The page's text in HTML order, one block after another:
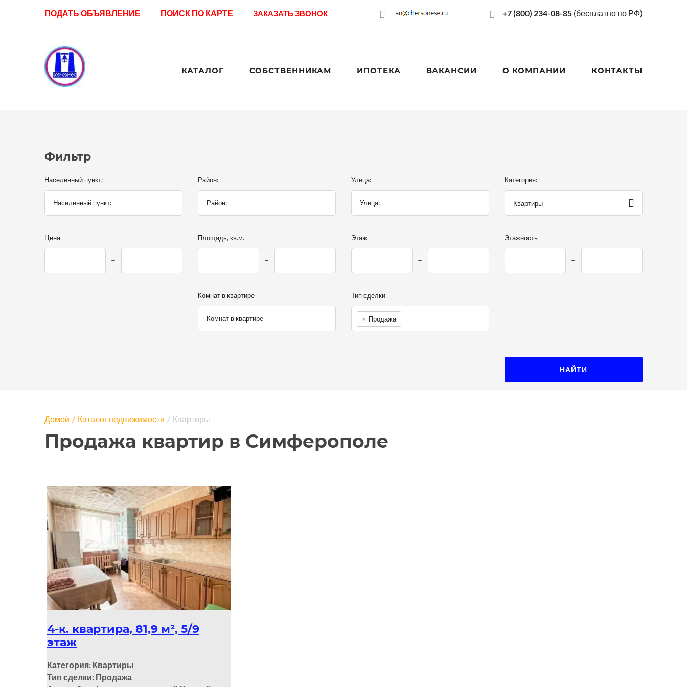
ПОДАТЬ ОБЪЯВЛЕНИЕ ПОИСК ПО КАРТЕ ЗАКАЗАТЬ ЗВОНОК +7 (800) 234-08-85 (бесплатно по РФ)
КАТАЛОГ СОБСТВЕННИКАМ ИПОТЕКА ВАКАНСИИ О КОМПАНИИ КОНТАКТЫ
Фильтр
Населенный пункт: Район: Улица: Категория:
Квартиры
Цена Площадь, кв.м. Этаж Этажность
Комнат в квартире Тип сделки
× Продажа
НАЙТИ
Продажа квартир в Симферополе
Домой Каталог недвижимости Квартиры
4-к. квартира, 81,9 м², 5/9
этаж
Категория: Квартиры
Тип сделки: Продажа